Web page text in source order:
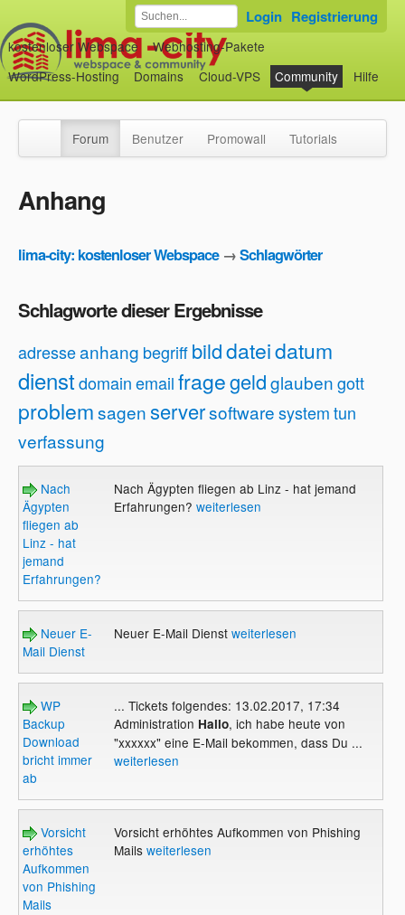
kostenloser Webspace
Webhosting-Pakete
WordPress-Hosting
Domains Cloud-VPS Community Hilfe
Login Registrierung
Forum Benutzer Promowall Tutorials
Anhang
lima-city: kostenloser Webspace→Schlagwörter
Schlagworte dieser Ergebnisse
adresseanhang begriffbilddateidatum
dienstdomainemailfragegeldglaubengott
problemsagenserversoftwaresystemtun
verfassung
Nach
Ägypten
fliegen ab
Linz - hat
jemand
Erfahrungen?
Nach Ägypten fliegen ab Linz - hat jemand
Erfahrungen? weiterlesen
Neuer E-
Mail Dienst
Neuer E-Mail Dienst weiterlesen
WP
Backup
Download
bricht immer
ab
... Tickets folgendes: 13.02.2017, 17:34
Administration Hallo, ich habe heute von
"xxxxxx" eine E-Mail bekommen, dass Du ...
weiterlesen
Vorsicht
erhöhtes
Aufkommen
von Phishing
Mails
Vorsicht erhöhtes Aufkommen von Phishing
Mails weiterlesen